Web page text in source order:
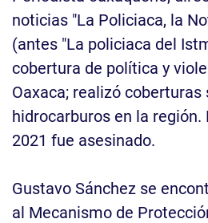
noticias "La Policiaca, la
(antes "La policiaca del
cobertura de política y
Oaxaca; realizó
hidrocarburos en la región.
2021 fue asesinado.
Gustavo Sánchez se
al Mecanismo de